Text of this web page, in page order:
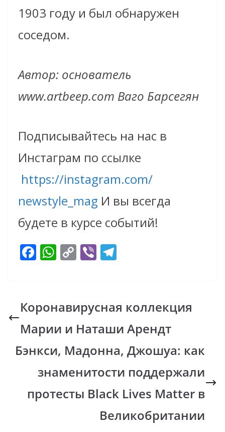
1903 году и был обнаружен
соседом.
Автор: основатель
www.artbeep.com Ваго Барсегян
Подписывайтесь на нас в
Инстаграм по ссылке
https://instagram.com/
newstyle_mag И вы всегда
будете в курсе событий!
F
b
o
o
k
W
s
A
p
p
C
y
Li
n
k
Vi
gr
a
m
Коронавирусная коллекция
Марии и Наташи Арендт
Бэнкси, Мадонна, Джошуа: как
знаменитости поддержали
протесты Black Lives Matter в
Великобритании